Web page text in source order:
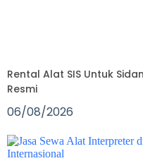
Rental Alat SIS Untuk
Resmi
06/08/2026